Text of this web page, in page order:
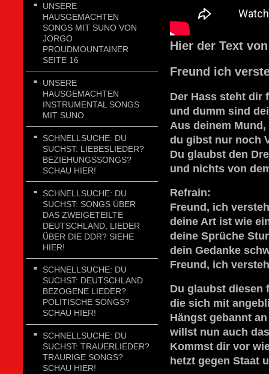
UNSERE
HAUSGEMACHTEN
SONGS MIT SUNO VON
JORGO
PROUDMOUNTAINER
SEITE 16
UNSERE
HAUSGEMACHTEN
INSTRUMENTAL SONGS
MIT SUNO
SCHNELLSUCHE: DU
SUCHST: LIEBESLIEDER?
BEZIEHUNGSSONGS?
SCHAU HIER!
SCHNELLSUCHE: DU
SUCHST: SONGS ÜBER
DAS ZWEIGETEILTE
DEUTSCHLAND, LIEDER
ÜBER DIE DDR? SIEHE
HIER!
SCHNELLSUCHE: DU
SUCHST: DEUTSCHLAND
BEZOGENE LIEDER?
POLITISCHE SONGS?
SCHAU HIER!
SCHNELLSUCHE: DU
SUCHST: TRAUERLIEDER?
TRAURIGE SONGS?
SCHAU HIER!
Hier der Text
Freund ich
Der Hass steht dir
und dumm sind
Aus deinem
du gibst nur noch
Du glaubst den
und nichts von
Refrain:
Freund, ich
deine Art ist wie
deine Sprüche
dein Gedanke
Freund, ich
Du glaubst diesen
die sich mit
Hängst gebannt
willst nun auch
Kommst dir vor
hetzt gegen Staat